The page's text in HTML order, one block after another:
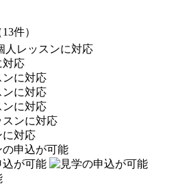
13件）